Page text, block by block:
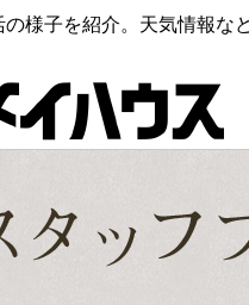
様子を紹介。天気情報な